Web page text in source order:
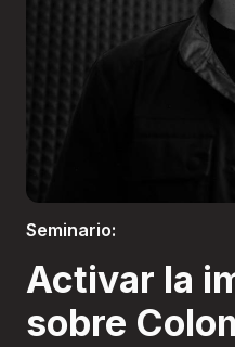
Seminario:
Activar la
sobre